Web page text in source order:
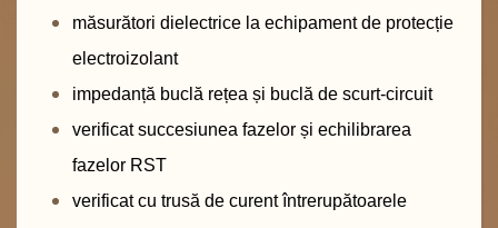
măsurători dielectrice la echipament de protecție
electroizolant
impedanță buclă rețea și buclă de scurt-circuit
verificat succesiunea fazelor și echilibrarea
fazelor RST
verificat cu trusă de curent întrerupătoarele